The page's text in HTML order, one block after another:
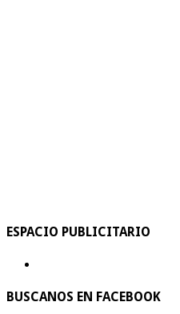
ESPACIO PUBLICITARIO
BUSCANOS EN FACEBOOK